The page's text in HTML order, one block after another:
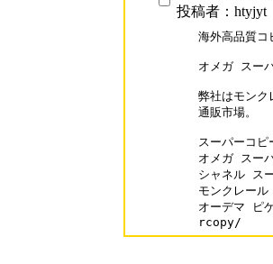
投稿者：htyjyt
海外高品質コ
オメガ スー
弊社はモンク
通販市場。
スーパーコ
オメガ スー
シャネル ス
モンクレー
オーデマ ピ
rcopy/